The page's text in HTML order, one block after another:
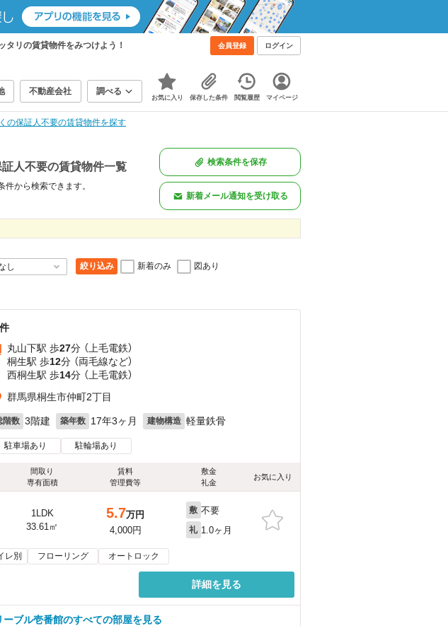
リの賃貸物件をみつけよう！ 会員登録 ログイン
不動産会社 調べる
お気に入り 保存した条件 閲覧履歴 マイページ
の保証人不要の賃貸物件を探す
人不要の賃貸物件一覧
から検索できます。
検索条件を保存
新着メール通知を受け取る
絞り込み 新着のみ 図あり
丸山下駅 歩27分 （上毛電鉄）
桐生駅 歩12分 （両毛線など）
西桐生駅 歩14分 （上毛電鉄）
群馬県桐生市仲町2丁目
階数 3階建 築年数 17年3ヶ月 建物構造 軽量鉄骨
駐車場あり 駐輪場あり
間取り
専有面積
賃料
管理費等
敷金
礼金
お気に入り
1LDK
33.61㎡
5.7万円
4,000円
敷 不要
礼 1.0ヶ月
レ別 フローリング オートロック
詳細を見る
ーブル壱番館のすべての部屋を見る